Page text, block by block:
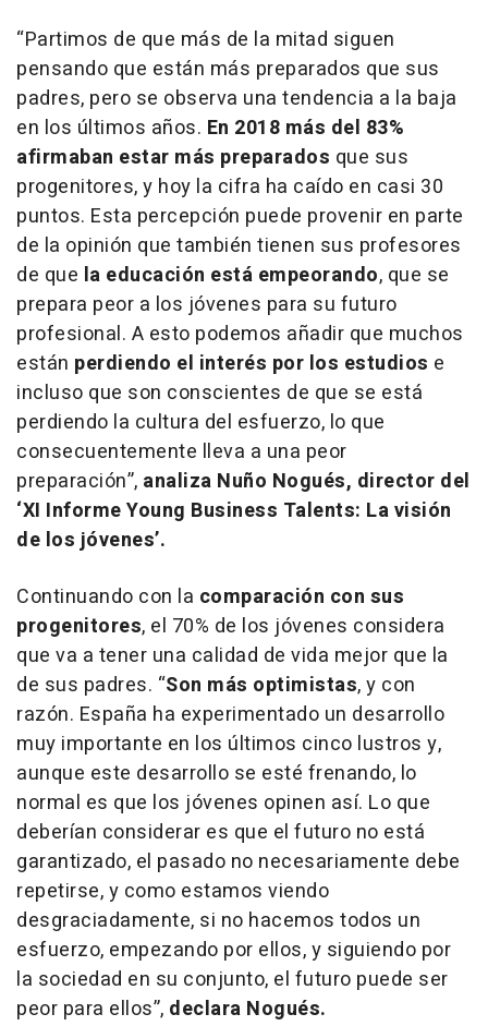
“Partimos de que más de la mitad siguen
pensando que están más preparados que sus
padres, pero se observa una tendencia a la baja
en los últimos años. En 2018 más del 83%
afirmaban estar más preparados que sus
progenitores, y hoy la cifra ha caído en casi 30
puntos. Esta percepción puede provenir en parte
de la opinión que también tienen sus profesores
de que la educación está empeorando, que se
prepara peor a los jóvenes para su futuro
profesional. A esto podemos añadir que muchos
están perdiendo el interés por los estudios e
incluso que son conscientes de que se está
perdiendo la cultura del esfuerzo, lo que
consecuentemente lleva a una peor
preparación”, analiza Nuño Nogués, director del
‘XI Informe Young Business Talents: La visión
de los jóvenes’.
Continuando con la comparación con sus
progenitores, el 70% de los jóvenes considera
que va a tener una calidad de vida mejor que la
de sus padres. “Son más optimistas, y con
razón. España ha experimentado un desarrollo
muy importante en los últimos cinco lustros y,
aunque este desarrollo se esté frenando, lo
normal es que los jóvenes opinen así. Lo que
deberían considerar es que el futuro no está
garantizado, el pasado no necesariamente debe
repetirse, y como estamos viendo
desgraciadamente, si no hacemos todos un
esfuerzo, empezando por ellos, y siguiendo por
la sociedad en su conjunto, el futuro puede ser
peor para ellos”, declara Nogués.